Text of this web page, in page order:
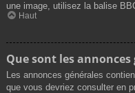
une image, utilisez la balise
Haut
Que sont les annonces
Les annonces générales
que vous devriez consulter en